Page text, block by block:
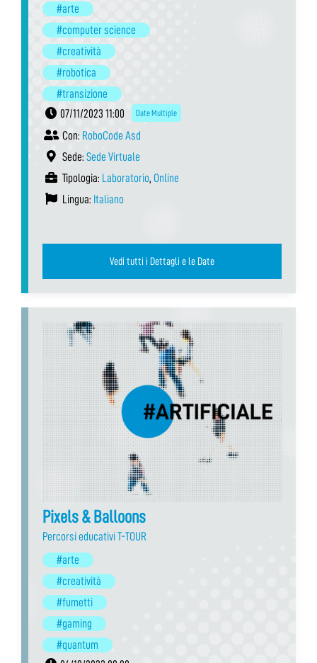
#arte
#computer science
#creatività
#robotica
#transizione
07/11/2023 11:00
Date Multiple
Con: RoboCode Asd
Sede: Sede Virtuale
Tipologia: Laboratorio, Online
Lingua: Italiano
Vedi tutti i Dettagli e le Date
Pixels & Balloons
Percorsi educativi T-TOUR
#arte
#creatività
#fumetti
#gaming
#quantum